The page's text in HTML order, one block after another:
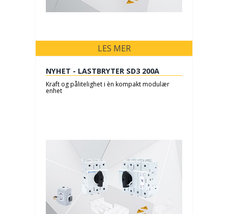
LES MER
NYHET - LASTBRYTER SD3 200A
Kraft og pålitelighet i èn kompakt modulær
enhet